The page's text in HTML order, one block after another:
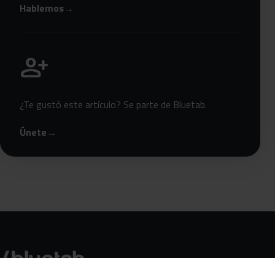
Hablemos→
person_add
Únete a Bluetab
¿Te gustó este artículo? Se parte de Bluetab.
Únete→